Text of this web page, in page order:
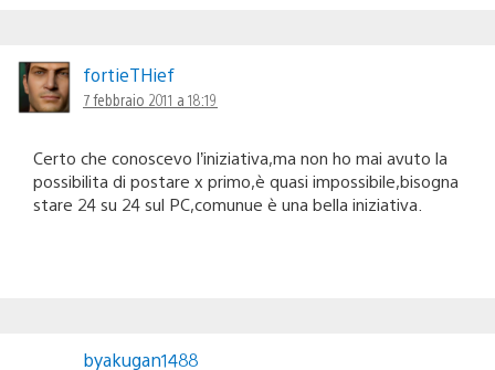
fortieTHief
7 febbraio 2011 a 18:19
Certo che conoscevo l’iniziativa,ma non ho mai avuto la
possibilita di postare x primo,è quasi impossibile,bisogna
stare 24 su 24 sul PC,comunue è una bella iniziativa.
byakugan1488